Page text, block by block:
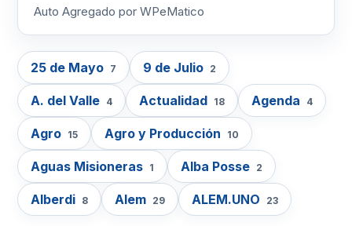
Auto Agregado por WPeMatico
25 de Mayo 7 9 de Julio 2
A. del Valle 4 Actualidad 18 Agenda 4
Agro 15 Agro y Producción 10
Aguas Misioneras 1 Alba Posse 2
Alberdi 8 Alem 29 ALEM.UNO 23